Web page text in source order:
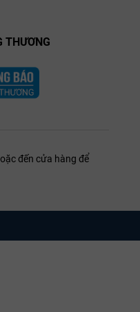
THƯƠNG
đến cửa hàng để